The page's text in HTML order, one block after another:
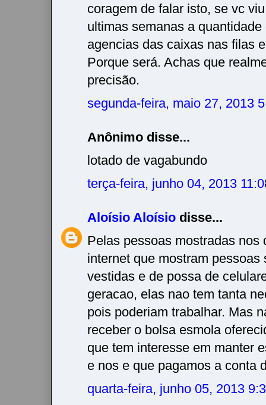
coragem de falar isto, se vc
ultimas semanas a
agencias das caixas nas filas
Porque será. Achas que
precisão.
segunda-feira, maio 27, 2013
Anônimo disse...
lotado de vagabundo
terça-feira, junho 04, 2013
Aloísio Aloísio disse...
Pelas pessoas mostradas nos
internet que mostram pessoas
vestidas e de possa de
geracao, elas nao tem tanta
pois poderiam trabalhar. Mas
receber o bolsa esmola
que tem interesse em manter
e nos e que pagamos a conta
quarta-feira, junho 05, 2013